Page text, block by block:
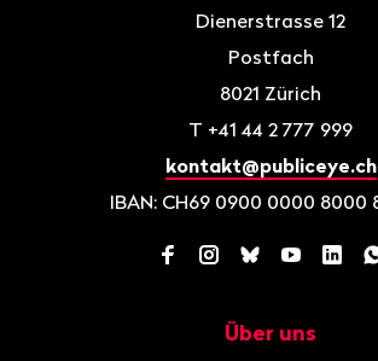
Dienerstrasse 12
Postfach
8021 Zürich
T +41 44 2 777 999
kontakt@publiceye.ch
IBAN: CH69 0900 0000 8000
Facebook
Instagram
BlueskyYouTube
Über uns